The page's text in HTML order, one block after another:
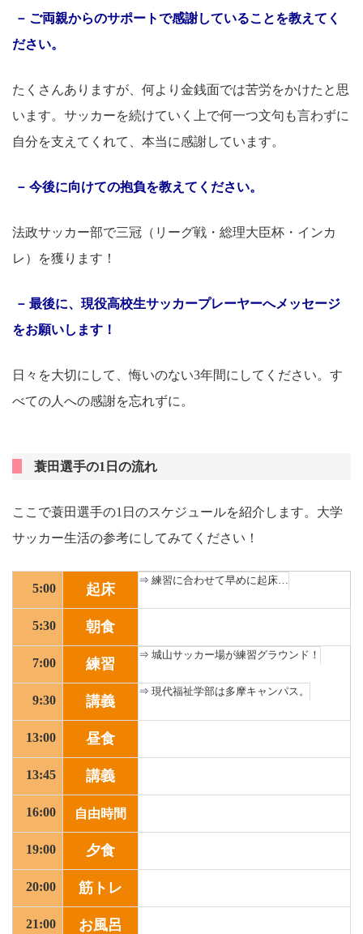
ご両親からのサポートで感謝していることを教えてく
ださい。
たくさんありますが、何より金銭面では苦労をかけたと思
います。サッカーを続けていく上で何一つ文句も言わずに
自分を支えてくれて、本当に感謝しています。
今後に向けての抱負を教えてください。
法政サッカー部で三冠（リーグ戦・総理大臣杯・インカ
レ）を獲ります！
最後に、現役高校生サッカープレーヤーへメッセージ
をお願いします！
日々を大切にして、悔いのない3年間にしてください。す
べての人への感謝を忘れずに。
蓑田選手の1日の流れ
ここで蓑田選手の1日のスケジュールを紹介します。大学
サッカー生活の参考にしてみてください！
5:00 起床
練習に合わせて早めに起床…
5:30 朝食
7:00 練習
城山サッカー場が練習グラウンド！
9:30 講義
現代福祉学部は多摩キャンパス。
13:00 昼食
13:45 講義
16:00 自由時間
19:00 夕食
20:00 筋トレ
21:00 お風呂